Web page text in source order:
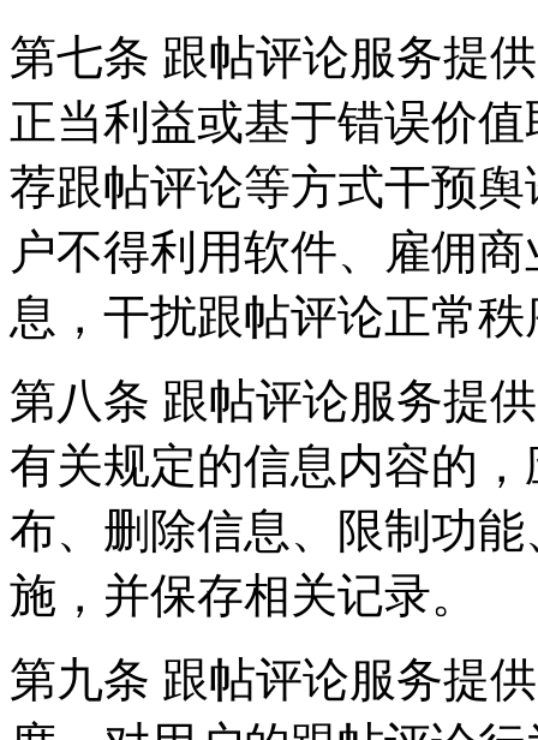
第七条 跟帖评论服务提
正当利益或基于错误价
荐跟帖评论等方式干预
户不得利用软件、雇佣
息，干扰跟帖评论正常
第八条 跟帖评论服务提
有关规定的信息内容的
布、删除信息、限制功
施，并保存相关记录。
第九条 跟帖评论服务提